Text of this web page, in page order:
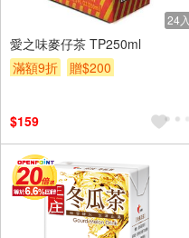
24入
愛之味麥仔茶 TP250ml
滿額9折
贈$200
$159